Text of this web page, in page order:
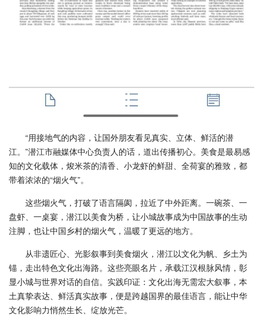
“用接地气的内容，让国外朋友看见真实、立体、鲜活的潜
江。”潜江市融媒体中心负责人的话，道出传播初心。美食是最易感
知的文化载体，焌米茶的清香、小龙虾的鲜甜、全荷宴的雅致，都
带着浓浓的“烟火气”。
这些烟火气，打破了语言隔阂，拉近了中外距离。一碗茶、一
盘虾、一桌宴，潜江以美食为桥，让小城故事成为中国故事的生动
注脚，也让中国乡村的烟火气，温暖了更远的地方。
从非遗匠心、光影叙事到美食烟火，潜江以文化为帆、乡土为
锚，走出特色文化出海路。这些亮眼名片，承载江汉根脉风情，彰
显小城与世界对话的自信。实践印证：文化出海无需宏大叙事，本
土真挚表达、鲜活真实故事，便是跨越国界的最佳语言，能让中华
文化影响力悄然生长、绽放光芒。